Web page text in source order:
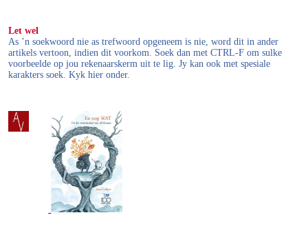
Let wel
As ’n soekwoord nie as trefwoord opgeneem is nie, word dit in ander
artikels vertoon, indien dit voorkom. Soek dan met CTRL-F om sulke
voorbeelde op jou rekenaarskerm uit te lig. Jy kan ook met spesiale
karakters soek. Kyk hier onder.